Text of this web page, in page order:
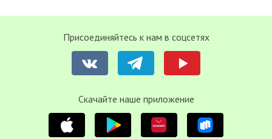
Присоединяйтесь к нам в соцсетях
Cкачайте наше приложение